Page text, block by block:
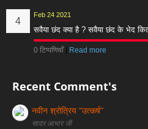
Feb 24 2021
सवैया छंद क्या है ? सवैया छंद के भेद
0 टिप्पणियाँ Read more
Recent Comment's
नवीन श्रोत्रिय “उत्कर्ष”
सादर आभार जी